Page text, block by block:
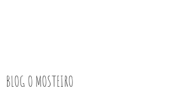
BLOG O MOSTEIRO